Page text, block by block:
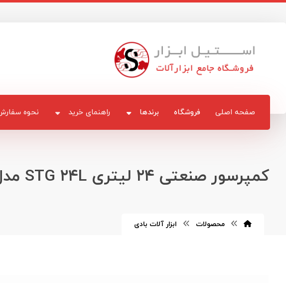
صفحه اصلی فروشگاه برندها راهنمای خرید نحوه
کمپرسور صنعتی ۲۴ لیتری STG ۲۴L مدل استرانگ
محصولات ابزار آلات بادی